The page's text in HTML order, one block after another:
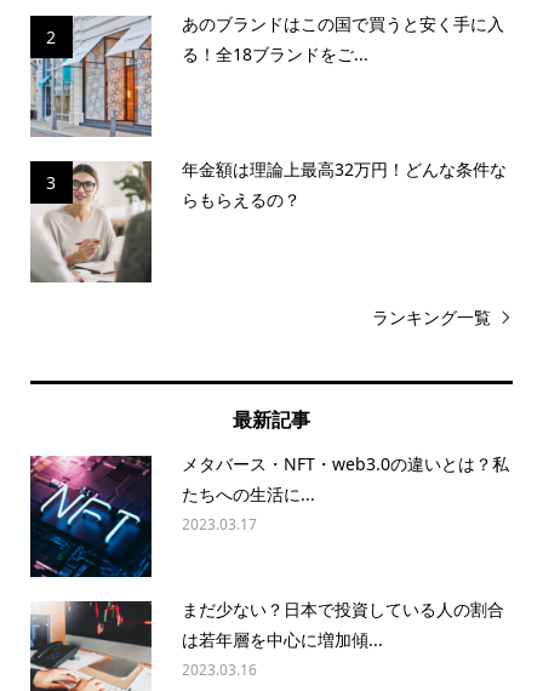
2
あのブランドはこの国で買うと安く手に入
る！全18ブランドをご...
3
年金額は理論上最高32万円！どんな条件な
らもらえるの？
ランキング一覧
最新記事
メタバース・NFT・web3.0の違いとは？私
たちへの生活に...
2023.03.17
まだ少ない？日本で投資している人の割合
は若年層を中心に増加傾...
2023.03.16